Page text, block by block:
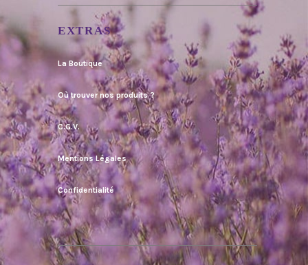
EXTRAS
La Boutique
Où trouver nos produits ?
C.G.V.
Mentions Légales
Confidentialité